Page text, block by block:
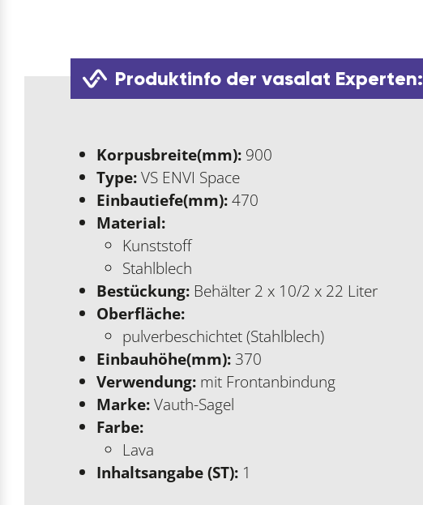
Produktinfo der vasalat Experten:
Korpusbreite(mm): 900
Type:VS ENVI Space
Einbautiefe(mm):470
Material:
Kunststoff
Stahlblech
Bestückung: Behälter 2 x 10/2 x 22 Liter
Oberfläche:
pulverbeschichtet (Stahlblech)
Einbauhöhe(mm): 370
Verwendung: mit Frontanbindung
Marke:Vauth-Sagel
Farbe:
Lava
Inhaltsangabe (ST): 1